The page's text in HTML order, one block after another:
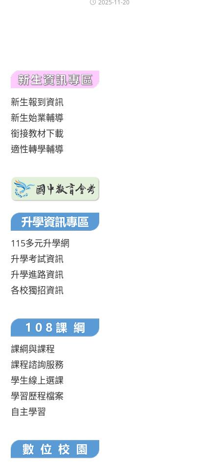
2025-11-20
新生報到資訊
新生始業輔導
銜接教材下載
適性轉學輔導
115多元升學網
升學考試資訊
升學進路資訊
各校獨招資訊
課綱與課程
課程諮詢服務
學生線上選課
學習歷程檔案
自主學習